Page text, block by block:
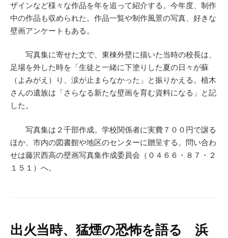
ザインなど様々な作品を年を追って紹介する。今年度、制作
中の作品も収められた。作品一覧や制作風景の写真、好きな
壁画アンケートもある。
写真集に寄せた文で、東棟外壁に描いた当時の校長は、
足場を外した時を「生徒と一緒に下塗りした夏の日々が蘇
（よみがえ）り、涙が止まらなかった」と振りかえる。植木
さんの遺族は「さらなる新たな壁画を育む資料になる」と記
した。
写真集は２千部作成。学校関係者に実費７００円で譲る
ほか、市内の図書館や地区のセンターに贈呈する。問い合わ
せは藤沢西高の壁画写真集作成委員会（０４６６・８７・２
１５１）へ。
出火当時、猛煙の恐怖を語る 浜